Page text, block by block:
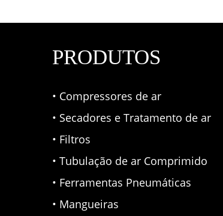
PRODUTOS
• Compressores de ar
• Secadores e Tratamento de ar
• Filtros
• Tubulação de ar Comprimido
• Ferramentas Pneumáticas
• Mangueiras